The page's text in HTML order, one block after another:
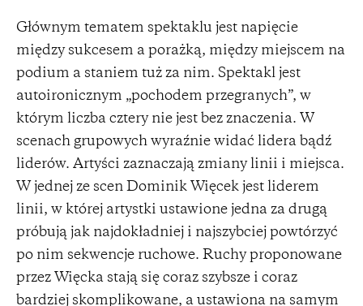
Głównym tematem spektaklu jest napięcie
między sukcesem a porażką, między miejscem na
podium a staniem tuż za nim. Spektakl jest
autoironicznym „pochodem przegranych”, w
którym liczba cztery nie jest bez znaczenia. W
scenach grupowych wyraźnie widać lidera bądź
liderów. Artyści zaznaczają zmiany linii i miejsca.
W jednej ze scen Dominik Więcek jest liderem
linii, w której artystki ustawione jedna za drugą
próbują jak najdokładniej i najszybciej powtórzyć
po nim sekwencje ruchowe. Ruchy proponowane
przez Więcka stają się coraz szybsze i coraz
bardziej skomplikowane, a ustawiona na samym